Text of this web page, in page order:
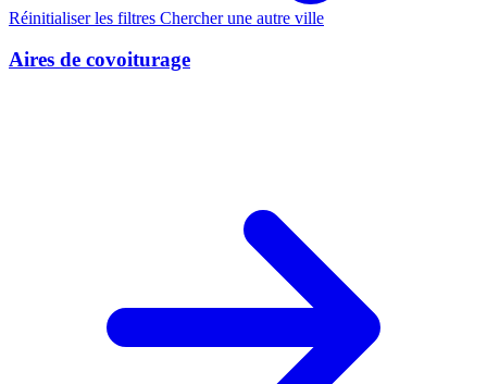
Réinitialiser les filtres Chercher une autre ville
Aires de covoiturage